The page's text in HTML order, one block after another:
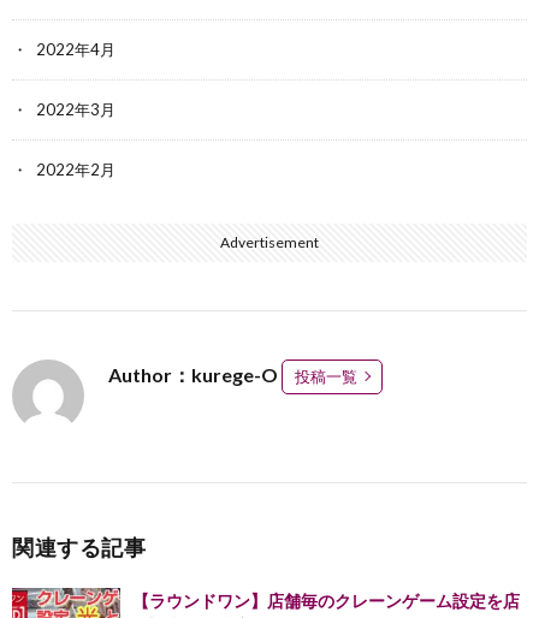
2022年4月
2022年3月
2022年2月
Advertisement
Author：kurege-O 投稿一覧
関連する記事
【ラウンドワン】店舗毎のクレーンゲーム設定を店